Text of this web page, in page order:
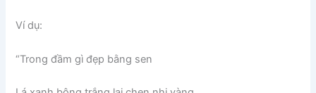
Ví dụ:
“Trong đầm gì đẹp bằng sen